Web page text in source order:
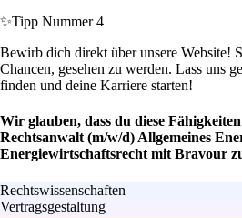
✨Tipp Nummer 4
Bewirb dich direkt über unsere Website!
Chancen, gesehen zu werden. Lass uns
finden und deine Karriere starten!
Wir glauben, dass du diese
Rechtsanwalt (m/w/d) Allgemeines
Energiewirtschaftsrecht mit Bravour
Rechtswissenschaften
Vertragsgestaltung